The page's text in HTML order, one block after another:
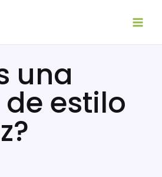
una
estilo